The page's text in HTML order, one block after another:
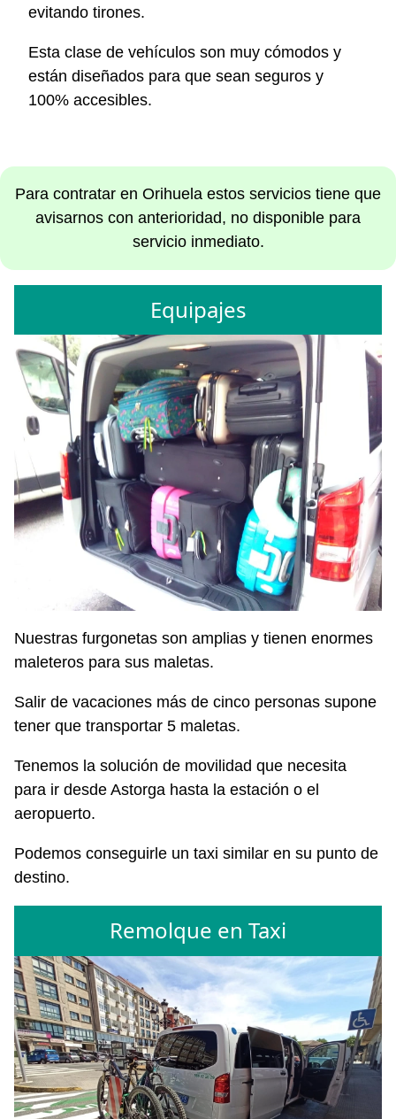
evitando tirones.
Esta clase de vehículos son muy cómodos y
están diseñados para que sean seguros y
100% accesibles.
Para contratar en Orihuela estos servicios tiene que
avisarnos con anterioridad, no disponible para
servicio inmediato.
Equipajes
Nuestras furgonetas son amplias y tienen enormes
maleteros para sus maletas.
Salir de vacaciones más de cinco personas supone
tener que transportar 5 maletas.
Tenemos la solución de movilidad que necesita
para ir desde Astorga hasta la estación o el
aeropuerto.
Podemos conseguirle un taxi similar en su punto de
destino.
Remolque en Taxi